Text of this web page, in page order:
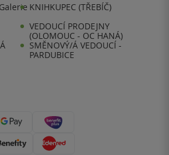
KNIHKUPEC (TŘEBÍČ)
VEDOUCÍ PRODEJNY
(OLOMOUC - OC HANÁ)
SMĚNOVÝ/Á VEDOUCÍ -
PARDUBICE